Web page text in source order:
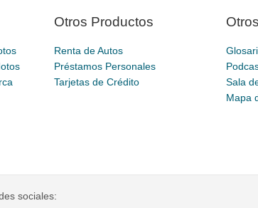
Otros Productos
Renta de Autos
Préstamos Personales
Tarjetas de Crédito
Sala
Mapa
sociales: